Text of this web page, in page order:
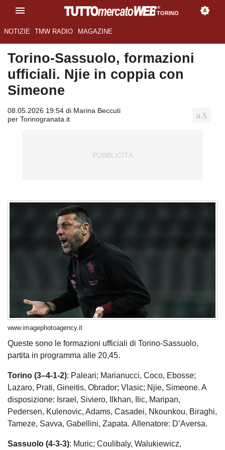
TORINO
NOTIZIE TMW RADIO MAGAZINE
Torino-Sassuolo, formazioni
ufficiali. Njie in coppia con
Simeone
08.05.2026 19:54 di Marina Beccuti
per Torinogranata.it
www.imagephotoagency.it
Queste sono le formazioni ufficiali di Torino-Sassuolo,
partita in programma alle 20,45.
Torino (3–4-1-2): Paleari; Marianucci, Coco, Ebosse;
Lazaro, Prati, Gineitis, Obrador; Vlasic; Njie, Simeone. A
disposizione: Israel, Siviero, Ilkhan, Ilic, Maripan,
Pedersen, Kulenovic, Adams, Casadei, Nkounkou, Biraghi,
Tameze, Savva, Gabellini, Zapata. Allenatore: D’Aversa.
Sassuolo (4-3-3): Muric; Coulibaly, Walukiewicz,